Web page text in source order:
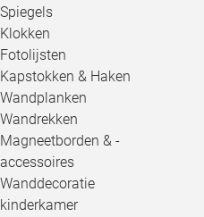
Spiegels
Klokken
Fotolijsten
Kapstokken & Haken
Wandplanken
Wandrekken
Magneetborden & -
accessoires
Wanddecoratie
kinderkamer